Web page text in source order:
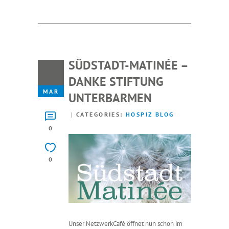
MAR
0
0
SÜDSTADT-MATINÉE –
DANKE STIFTUNG
UNTERBARMEN
CATEGORIES:HOSPIZ BLOG
Unser NetzwerkCafé öffnet nun schon im